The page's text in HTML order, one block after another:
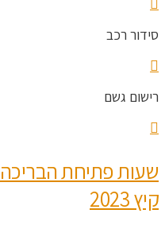
סידור רכב
רישום גשם
שעות פתיחת הבריכה
קיץ 2023